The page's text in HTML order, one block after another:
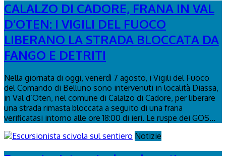
CALALZO DI CADORE, FRANA IN VAL
D’OTEN: I VIGILI DEL FUOCO
LIBERANO LA STRADA BLOCCATA DA
FANGO E DETRITI
Nella giornata di oggi, venerdì 7 agosto, i Vigili del Fuoco
del Comando di Belluno sono intervenuti in località Diassa,
in Val d’Oten, nel comune di Calalzo di Cadore, per liberare
una strada rimasta bloccata a seguito di una frana
verificatasi intorno alle ore 18:00 di ieri. Le ruspe dei GOS...
Notizie